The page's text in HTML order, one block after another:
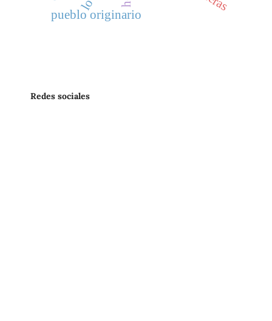
pueblo originario
Redes sociales